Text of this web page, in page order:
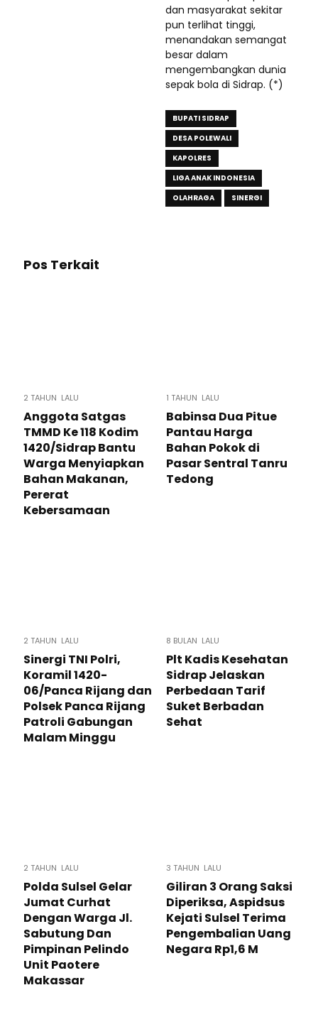
dan masyarakat sekitar
pun terlihat tinggi,
menandakan semangat
besar dalam
mengembangkan dunia
sepak bola di Sidrap. (*)
BUPATI SIDRAP
DESA POLEWALI
KAPOLRES
LIGA ANAK INDONESIA
OLAHRAGA
SINERGI
Pos Terkait
2 TAHUN LALU
Anggota Satgas
TMMD Ke 118 Kodim
1420/Sidrap Bantu
Warga Menyiapkan
Bahan Makanan,
Pererat
Kebersamaan
1 TAHUN LALU
Babinsa Dua Pitue
Pantau Harga
Bahan Pokok di
Pasar Sentral Tanru
Tedong
2 TAHUN LALU
Sinergi TNI Polri,
Koramil 1420-
06/Panca Rijang dan
Polsek Panca Rijang
Patroli Gabungan
Malam Minggu
8 BULAN LALU
Plt Kadis Kesehatan
Sidrap Jelaskan
Perbedaan Tarif
Suket Berbadan
Sehat
2 TAHUN LALU
Polda Sulsel Gelar
Jumat Curhat
Dengan Warga Jl.
Sabutung Dan
Pimpinan Pelindo
Unit Paotere
Makassar
3 TAHUN LALU
Giliran 3 Orang Saksi
Diperiksa, Aspidsus
Kejati Sulsel Terima
Pengembalian Uang
Negara Rp1,6 M